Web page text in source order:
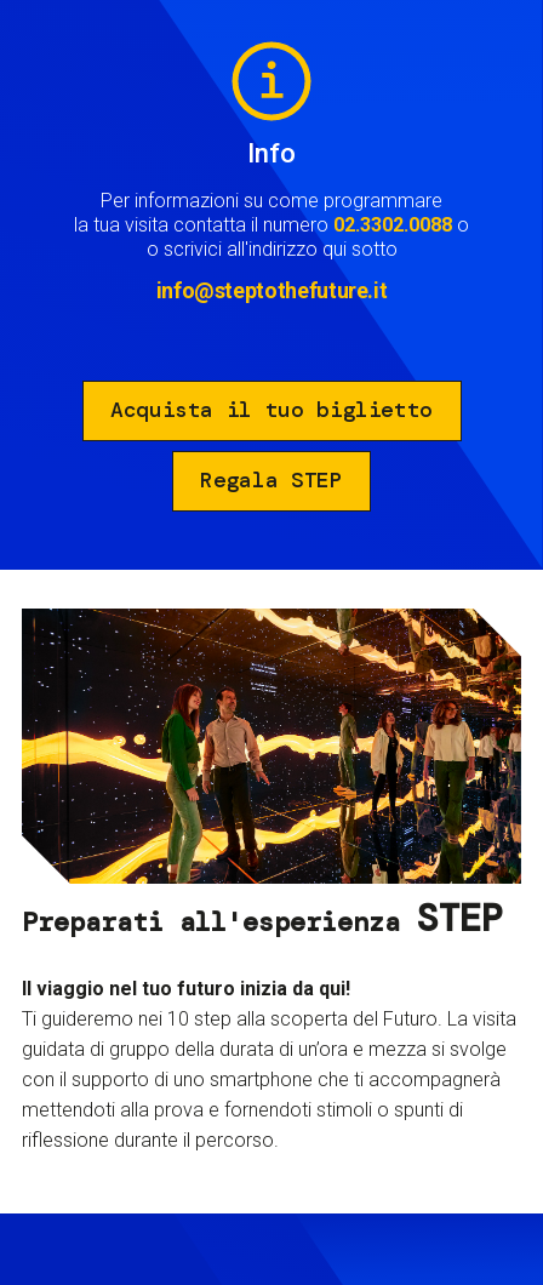
Info
Per informazioni su come programmare
la tua visita contatta il numero 02.3302.0088 o
o scrivici all'indirizzo qui sotto
info@steptothefuture.it
Acquista il tuo biglietto
Regala STEP
Preparati all'esperienza STEP
Il viaggio nel tuo futuro inizia da qui!
Ti guideremo nei 10 step alla scoperta del Futuro. La visita
guidata di gruppo della durata di un’ora e mezza si svolge
con il supporto di uno smartphone che ti accompagnerà
mettendoti alla prova e fornendoti stimoli o spunti di
riflessione durante il percorso.